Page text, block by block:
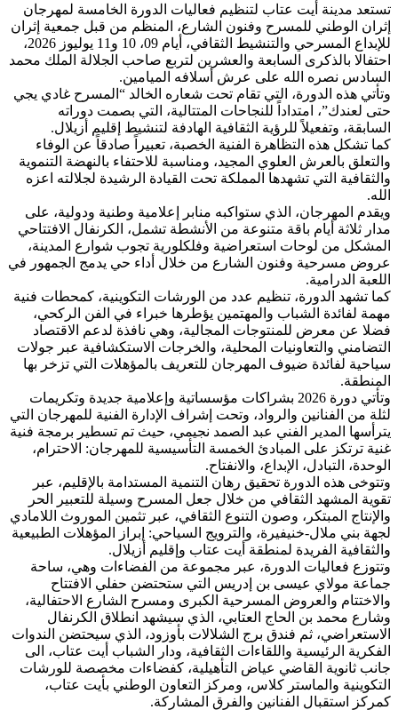
تستعد مدينة أيت عتاب لتنظيم فعاليات الدورة الخامسة لمهرجان
إثران الوطني للمسرح وفنون الشارع، المنظم من قبل جمعية إثران
للإبداع المسرحي والتنشيط الثقافي، أيام 09، 10 و11 يوليوز 2026،
احتفالا بالذكرى السابعة والعشرين لتربع صاحب الجلالة الملك محمد
السادس نصره الله على عرش أسلافه الميامين.
وتأتي هذه الدورة، التي تقام تحت شعاره الخالد “المسرح غادي يجي
حتى لعندك”، امتداداً للنجاحات المتتالية، التي بصمت دوراته
السابقة، وتفعيلاً للرؤية الثقافية الهادفة لتنشيط إقليم أزيلال.
‎كما تشكل هذه التظاهرة الفنية الخصبة، تعبيراً صادقاً عن الوفاء
والتعلق بالعرش العلوي المجيد، ومناسبة للاحتفاء بالنهضة التنموية
والثقافية التي تشهدها المملكة تحت القيادة الرشيدة لجلالته اعزه
الله.
ويقدم المهرجان، الذي ستواكبه منابر إعلامية وطنية ودولية، على
مدار ثلاثة أيام باقة متنوعة من الأنشطة تشمل، الكرنفال الافتتاحي
المشكل من لوحات استعراضية وفلكلورية تجوب شوارع المدينة،
عروض مسرحية وفنون الشارع من خلال أداء حي يدمج الجمهور في
اللعبة الدرامية.
كما تشهد الدورة، تنظيم عدد من الورشات التكوينية، كمحطات فنية
مهمة لفائدة الشباب والمهتمين يؤطرها خبراء في الفن الركحي،
فضلا عن معرض للمنتوجات المجالية، وهي نافذة لدعم الاقتصاد
التضامني والتعاونيات المحلية، والخرجات الاستكشافية عبر جولات
سياحية لفائدة ضيوف المهرجان للتعريف بالمؤهلات التي تزخر بها
المنطقة.
وتأتي دورة 2026 بشراكات مؤسساتية وإعلامية جديدة وتكريمات
لثلة من الفنانين والرواد، وتحت إشراف الإدارة الفنية للمهرجان التي
يترأسها المدير الفني عبد الصمد نجيمي، حيث تم تسطير برمجة فنية
غنية ترتكز على المبادئ الخمسة التأسيسية للمهرجان: الاحترام،
الوحدة، التبادل، الإبداع، والانفتاح.
وتتوخى هذه الدورة تحقيق رهان التنمية المستدامة بالإقليم، عبر
تقوية المشهد الثقافي من خلال جعل المسرح وسيلة للتعبير الحر
والإنتاج المبتكر، وصون التنوع الثقافي، عبر تثمين الموروث اللامادي
لجهة بني ملال-خنيفيرة، والترويج السياحي: إبراز المؤهلات الطبيعية
والثقافية الفريدة لمنطقة أيت عتاب وإقليم أزيلال.
‎وتتوزع فعاليات الدورة، عبر مجموعة من الفضاءات وهي، ساحة
جماعة مولاي عيسى بن إدريس التي ستحتضن حفلي الافتتاح
والاختتام والعروض المسرحية الكبرى ومسرح الشارع الاحتفالية،
وشارع محمد بن الحاج العتابي، الذي سيشهد انطلاق الكرنفال
الاستعراضي، ثم فندق برج الشلالات بأوزود، الذي سيحتضن الندوات
الفكرية الرئيسية واللقاءات الثقافية، ودار الشباب أيت عتاب، الى
جانب ثانوية القاضي عياض التأهيلية، كفضاءات مخصصة للورشات
التكوينية والماستر كلاس، ومركز التعاون الوطني بأيت عتاب،
كمركز استقبال الفنانين والفرق المشاركة.